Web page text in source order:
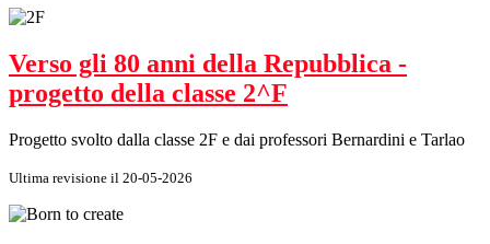
Verso gli 80 anni della Repubblica -
progetto della classe 2^F
Progetto svolto dalla classe 2F e dai professori Bernardini e Tarlao
Ultima revisione il 20-05-2026